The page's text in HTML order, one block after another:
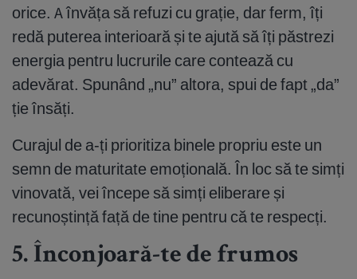
orice. A învăța să refuzi cu grație, dar ferm, îți
redă puterea interioară și te ajută să îți păstrezi
energia pentru lucrurile care contează cu
adevărat. Spunând „nu” altora, spui de fapt „da”
ție însăți.
Curajul de a-ți prioritiza binele propriu este un
semn de maturitate emoțională. În loc să te simți
vinovată, vei începe să simți eliberare și
recunoștință față de tine pentru că te respecți.
5. Înconjoară-te de frumos